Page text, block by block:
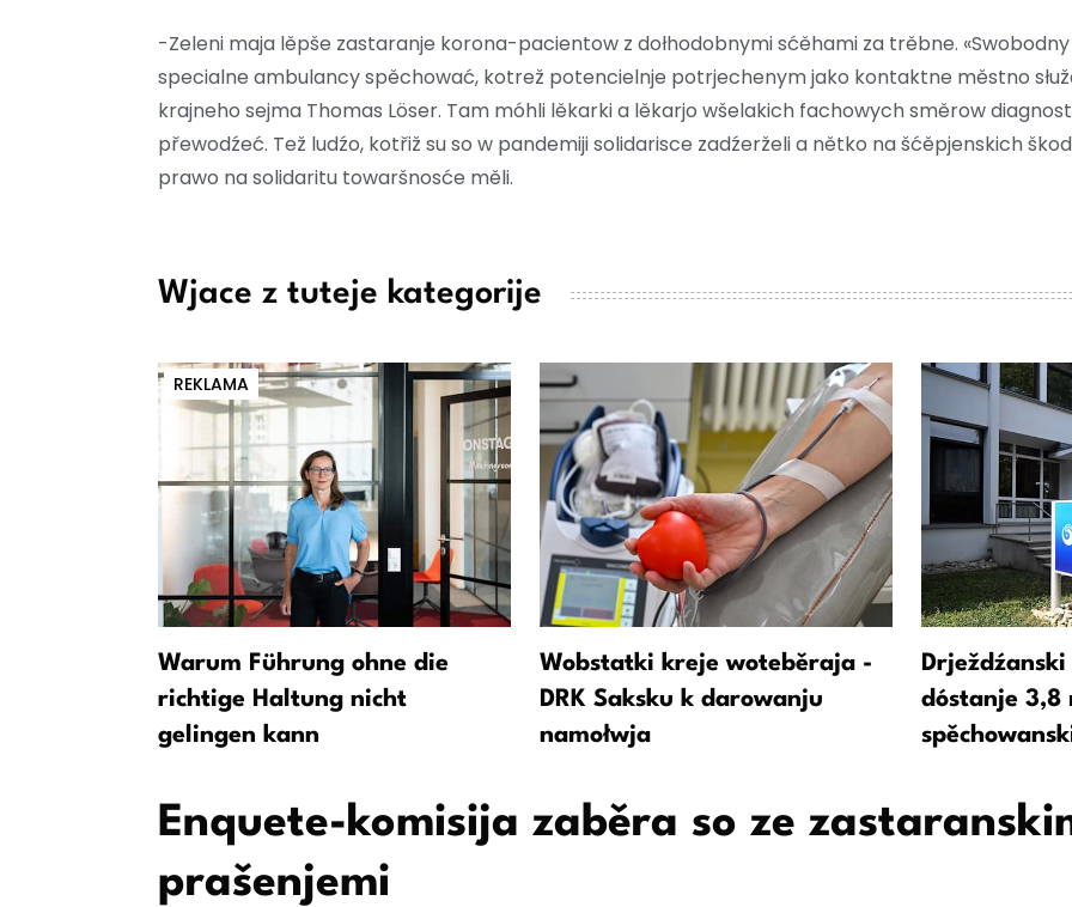
-Zeleni maja lěpše zastaranje korona-pacientow z dołhodobnymi sćěhami za trěbne.
specialne ambulancy spěchować, kotrež potencielnje potrjechenym jako kontaktne městno
krajneho sejma Thomas Löser. Tam móhli lěkarki a lěkarjo wšelakich fachowych směrow
přewodźeć. Tež ludźo, kotřiž su so w pandemiji solidarisce zadźerželi a nětko na šćěpjenskich
prawo na solidaritu towaršnosće měli.
Wjace z tuteje kategorije
REKLAMA
Warum Führung ohne die
richtige Haltung nicht
gelingen kann
Wobstatki kreje woteběraja -
DRK Saksku k darowanju
namołwja
dóstanje 3,8
Enquete-komisija zaběra so ze
prašenjemi